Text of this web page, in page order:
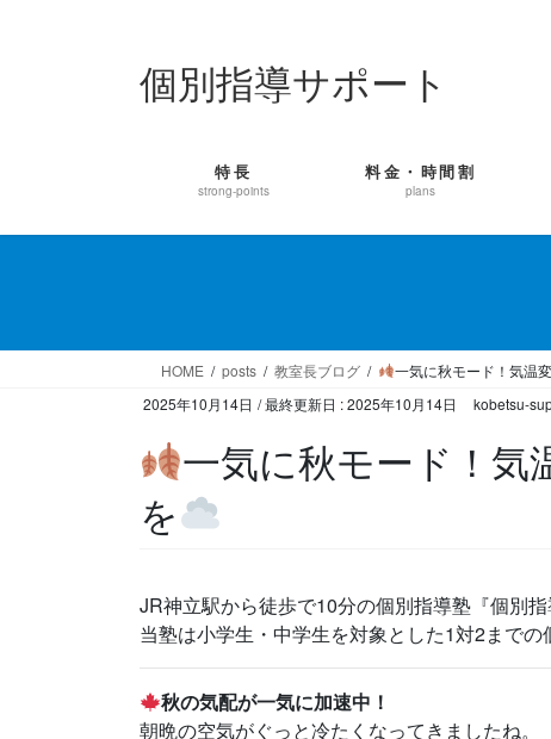
移
個別指導サポート
特長
strong-points
料金・時間割
plans
HOME posts 教室長ブログ
一気に秋モード！気温
2025年10月14日 / 最終更新日 :2025年10月14日 kobetsu-
一気に秋モード！気
を
JR神立駅から徒歩で10分の個別指導塾『個別指
当塾は小学生・中学生を対象とした1対2までの
秋の気配が一気に加速中！
朝晩の空気がぐっと冷たくなってきましたね。